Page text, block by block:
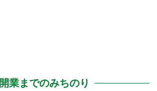
開業までのみちのり